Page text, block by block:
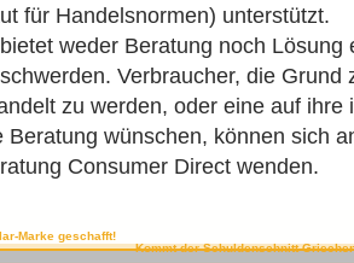
für Handelsnormen) unterstützt.
weder Beratung noch Lösung
Verbraucher, die Grund
zu werden, oder eine auf ihre
Beratung wünschen, können sich
Consumer Direct wenden.
Marke geschafft!
Kommt der Schuldenschnitt